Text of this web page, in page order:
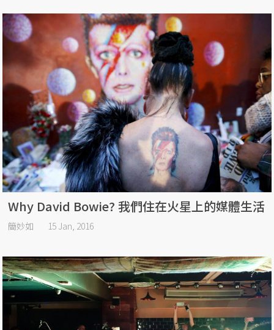
Why David Bowie? 我們住在火星上的媒體生活
簡妙如 15 Jan, 2016